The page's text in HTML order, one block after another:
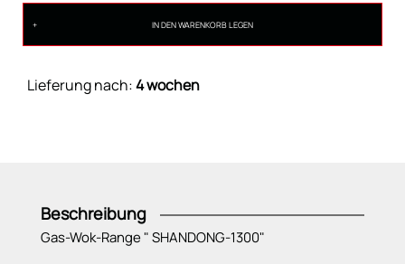
IN DEN WARENKORB LEGEN
Lieferung nach:4 wochen
Beschreibung
Gas-Wok-Range " SHANDONG-1300"